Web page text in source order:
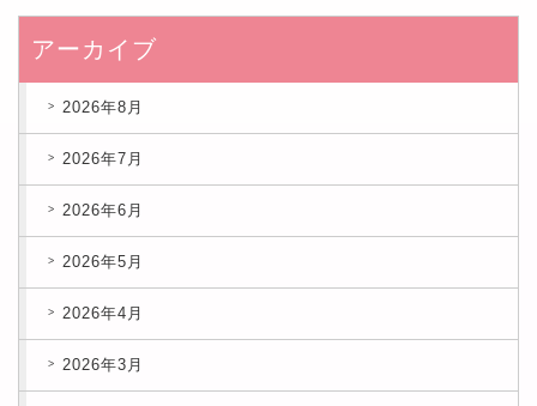
アーカイブ
2026年8月
2026年7月
2026年6月
2026年5月
2026年4月
2026年3月